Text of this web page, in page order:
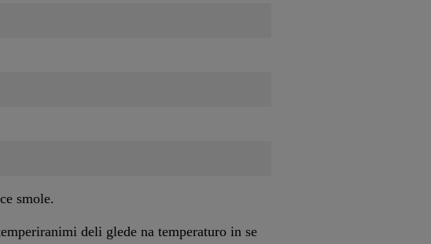
smole.
deli glede na temperaturo in se